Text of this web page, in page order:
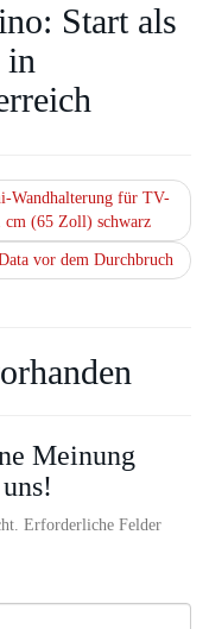
Start als
in
Wandhalterung für TV-
cm (65 Zoll) schwarz
vor dem Durchbruch
Meinung
Erforderliche Felder